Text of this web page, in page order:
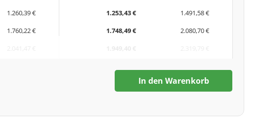
1.260,39 € 1.253,43 €
1.491,58 €
1.760,22 € 1.748,49 €
2.080,70 €
In den Warenkorb